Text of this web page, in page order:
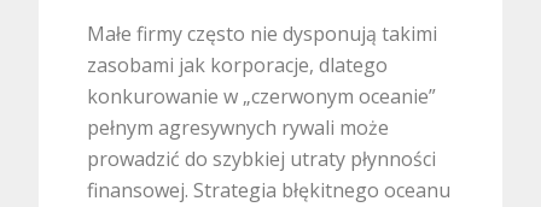
Małe firmy często nie dysponują takimi
zasobami jak korporacje, dlatego
konkurowanie w „czerwonym oceanie”
pełnym agresywnych rywali może
prowadzić do szybkiej utraty płynności
finansowej. Strategia błękitnego oceanu